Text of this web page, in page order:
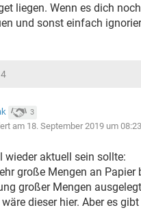
liegen. Wenn es dich
und sonst einfach
3
am 18. September 2019 um 08:23
wieder aktuell sein sollte:
große Mengen an
großer Mengen
dieser hier. Aber es